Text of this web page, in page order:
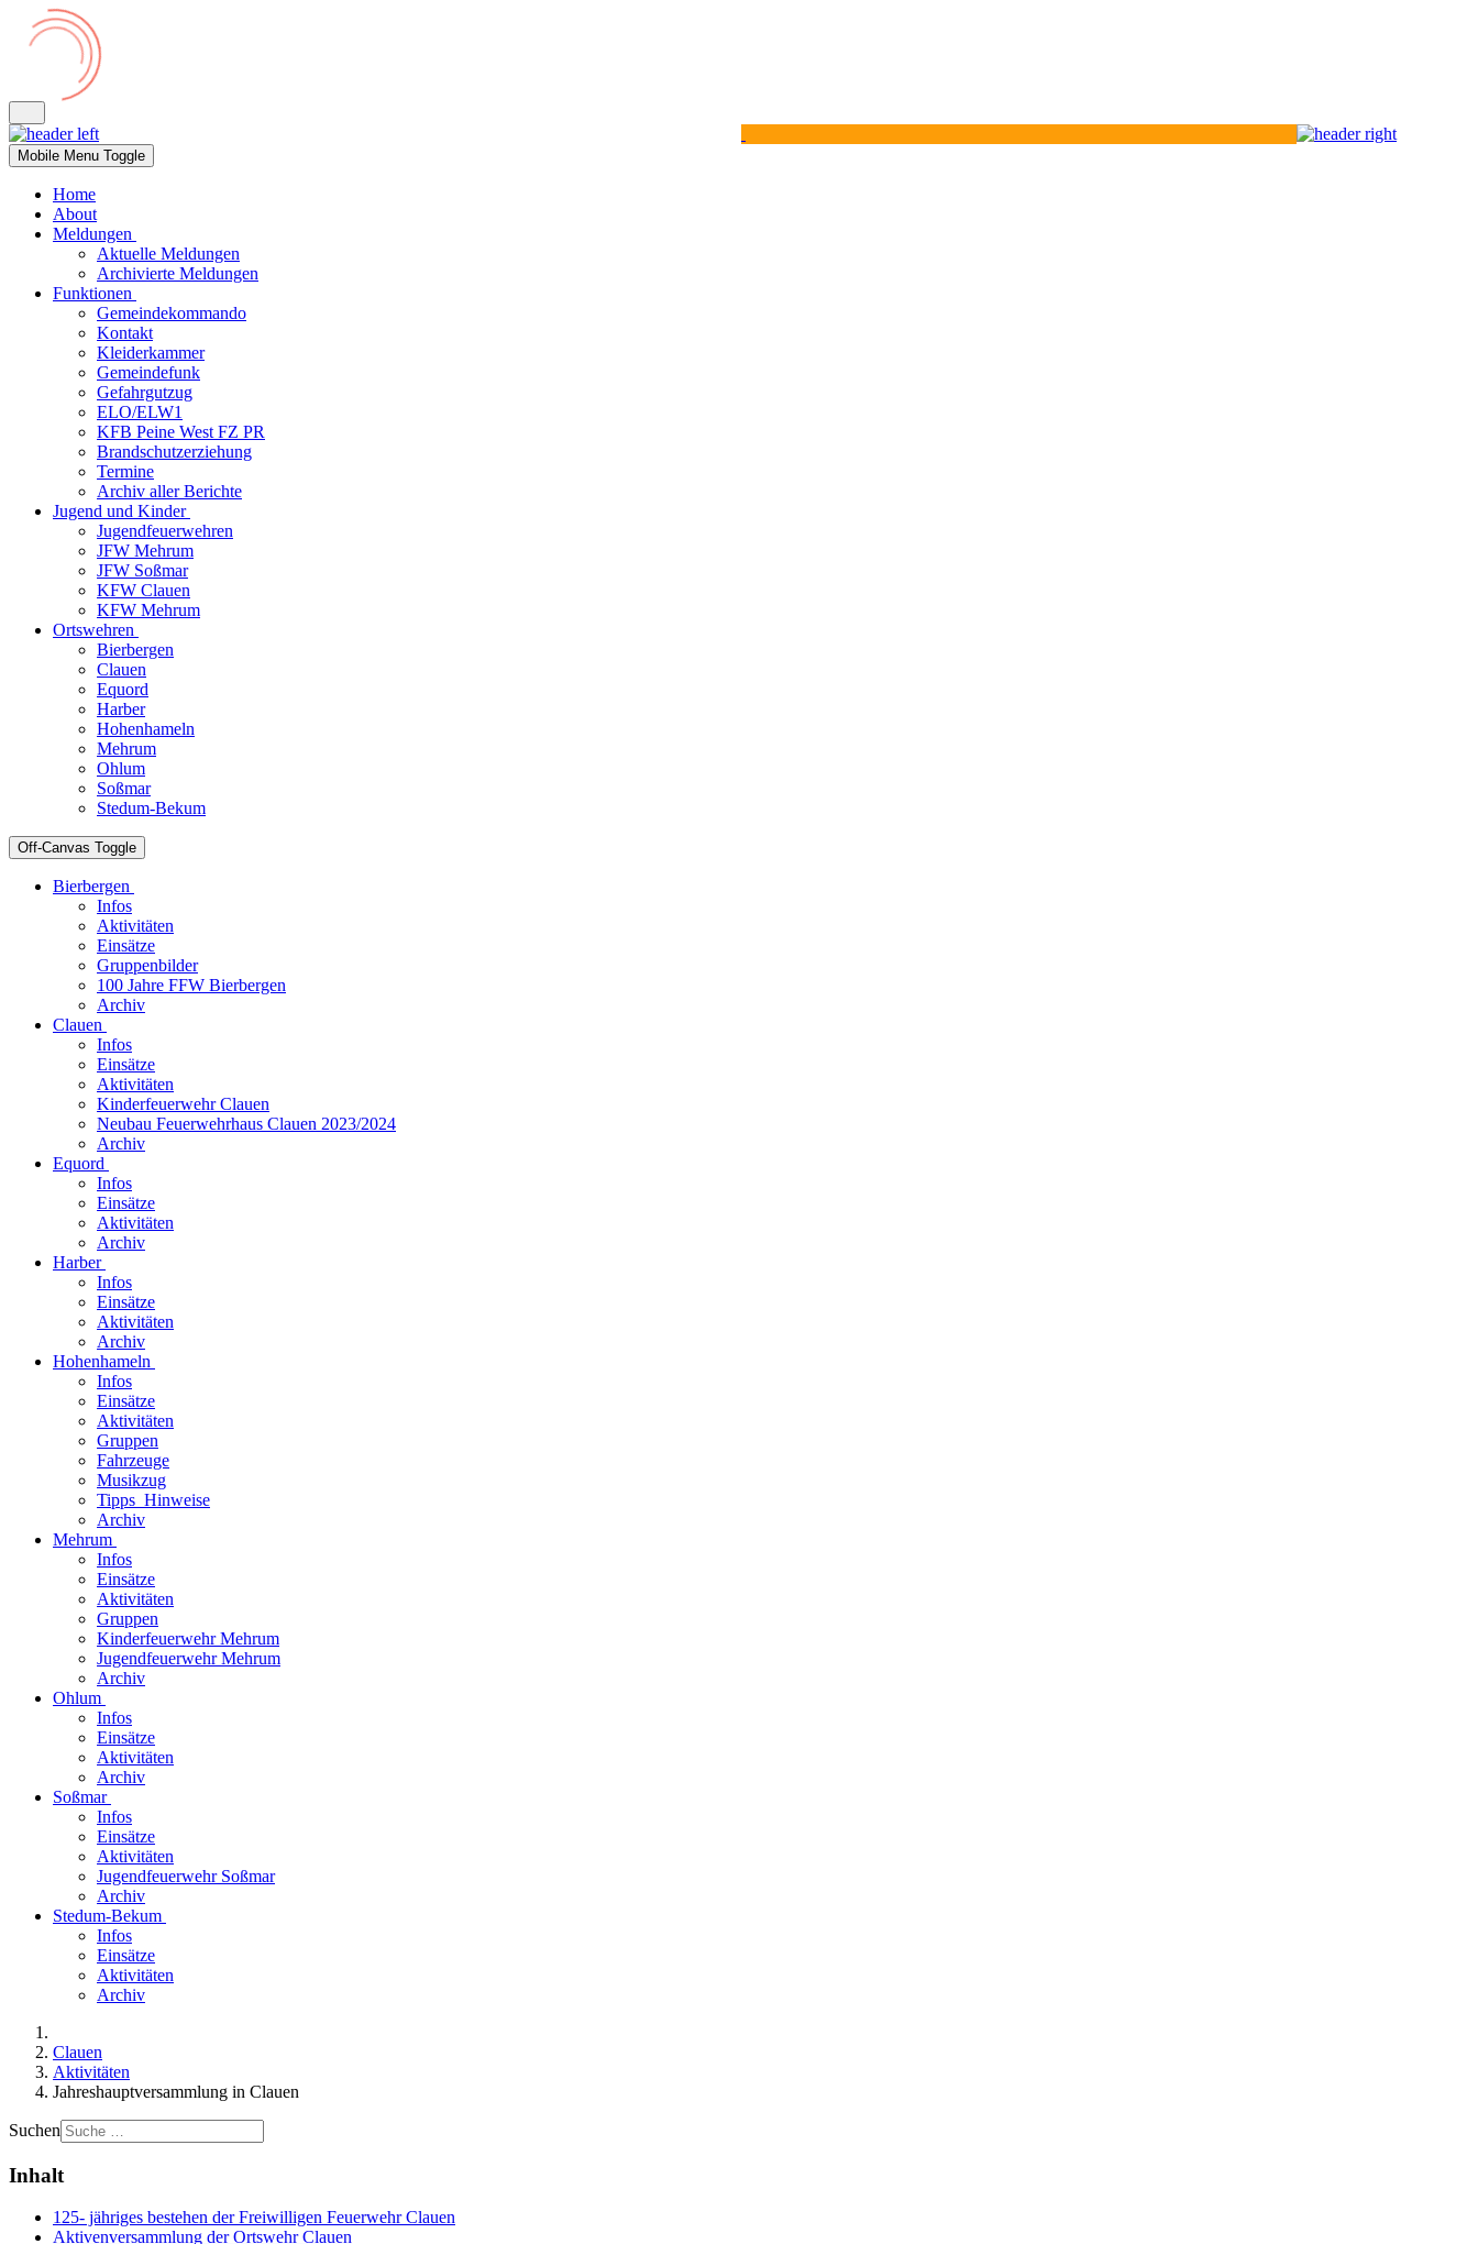
Mobile Menu Toggle
Home
About
Meldungen
Aktuelle Meldungen
Archivierte Meldungen
Funktionen
Gemeindekommando
Kontakt
Kleiderkammer
Gemeindefunk
Gefahrgutzug
ELO/ELW1
KFB Peine West FZ PR
Brandschutzerziehung
Termine
Archiv aller Berichte
Jugend und Kinder
Jugendfeuerwehren
JFW Mehrum
JFW Soßmar
KFW Clauen
KFW Mehrum
Ortswehren
Bierbergen
Clauen
Equord
Harber
Hohenhameln
Mehrum
Ohlum
Soßmar
Stedum-Bekum
Off-Canvas Toggle
Bierbergen
Infos
Aktivitäten
Einsätze
Gruppenbilder
100 Jahre FFW Bierbergen
Archiv
Clauen
Infos
Einsätze
Aktivitäten
Kinderfeuerwehr Clauen
Neubau Feuerwehrhaus Clauen 2023/2024
Archiv
Equord
Infos
Einsätze
Aktivitäten
Archiv
Harber
Infos
Einsätze
Aktivitäten
Archiv
Hohenhameln
Infos
Einsätze
Aktivitäten
Gruppen
Fahrzeuge
Musikzug
Tipps_Hinweise
Archiv
Mehrum
Infos
Einsätze
Aktivitäten
Gruppen
Kinderfeuerwehr Mehrum
Jugendfeuerwehr Mehrum
Archiv
Ohlum
Infos
Einsätze
Aktivitäten
Archiv
Soßmar
Infos
Einsätze
Aktivitäten
Jugendfeuerwehr Soßmar
Archiv
Stedum-Bekum
Infos
Einsätze
Aktivitäten
Archiv
Clauen
Aktivitäten
Jahreshauptversammlung in Clauen
Suchen
Inhalt
125- jähriges bestehen der Freiwilligen Feuerwehr Clauen
Aktivenversammlung der Ortswehr Clauen